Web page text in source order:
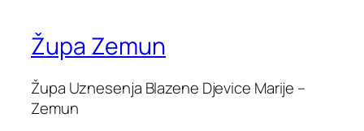
Župa Zemun
Župa Uznesenja Blazene Djevice Marije –
Zemun